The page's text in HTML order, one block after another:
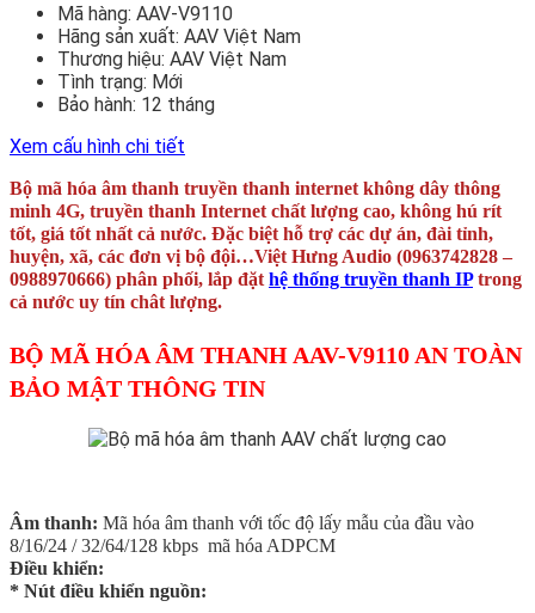
Mã hàng: AAV-V9110
Hãng sản xuất: AAV Việt Nam
Thương hiệu: AAV Việt Nam
Tình trạng: Mới
Bảo hành: 12 tháng
Xem cấu hình chi tiết
Bộ mã hóa âm thanh truyền thanh internet không dây thông
minh 4G, truyền thanh Internet chất lượng cao, không hú rít
tốt, giá tốt nhất cả nước. Đặc biệt hỗ trợ các dự án, đài tỉnh,
huyện, xã, các đơn vị bộ đội…Việt Hưng Audio (0963742828 –
0988970666) phân phối, lắp đặt hệ thống truyền thanh IPtrong
cả nước uy tín chât lượng.
BỘ MÃ HÓA ÂM THANH AAV-V9110 AN TOÀN
BẢO MẬT THÔNG TIN
Âm thanh: Mã hóa âm thanh với tốc độ lấy mẫu của đầu vào
8/16/24 / 32/64/128 kbps mã hóa ADPCM
Điều khiển:
* Nút điều khiển nguồn: